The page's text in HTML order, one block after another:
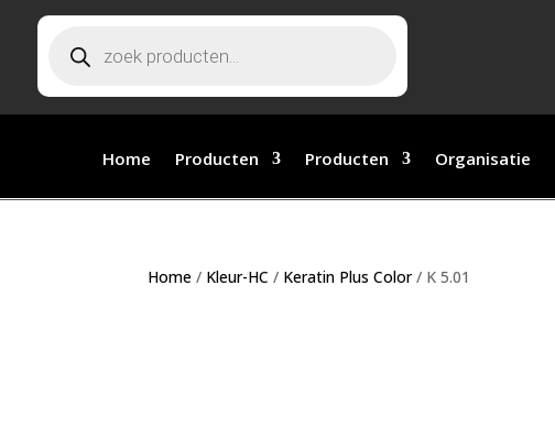
Home Producten Producten Organisatie
Home / Kleur-HC / Keratin Plus Color/ K 5.01